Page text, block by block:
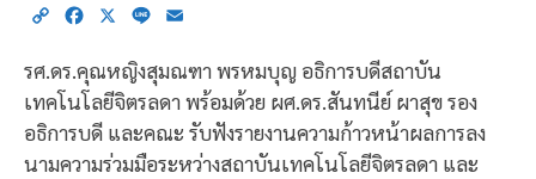
Copy Facebook
X Line
รศ.ดร.คุณหญิงสุมณฑา พรหมบุญ อธิการบดีสถาบัน
เทคโนโลยีจิตรลดา พร้อมด้วย ผศ.ดร.สันทนีย์ ผาสุข รอง
อธิการบดี และคณะ รับฟังรายงานความก้าวหน้าผลการลง
นามความร่วมมือระหว่างสถาบันเทคโนโลยีจิตรลดา และ